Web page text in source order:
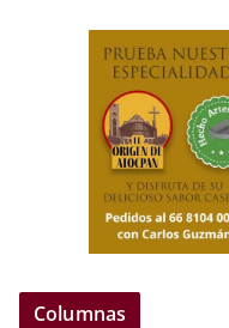
Columnas